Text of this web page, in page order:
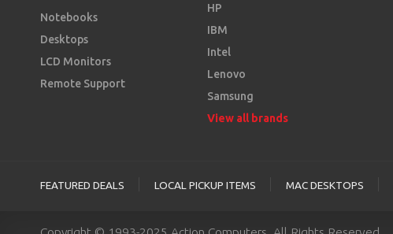
Notebooks
Desktops
LCD Monitors
Remote Support
HP
IBM
Intel
Lenovo
Samsung
View all brands
FEATURED DEALS LOCAL PICKUP ITEMS MAC DESKTOPS